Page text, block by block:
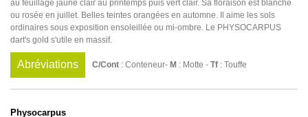
au feuillage jaune clair au printemps puis vert clair. Sa floraison est blanche
ou rosée en juillet. Belles teintes orangées en automne. Il aime les sols
ordinaires sous exposition ensoleillée ou mi-ombre. Le PHYSOCARPUS
dart's gold s'utile en massif.
Abréviations C/Cont : Conteneur- M : Motte - Tf : Touffe
Physocarpus